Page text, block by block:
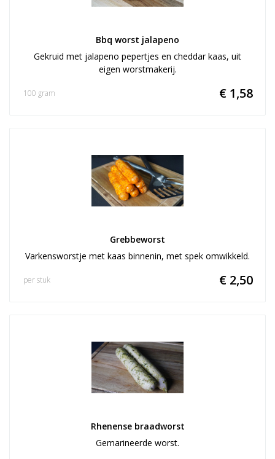
Bbq worst jalapeno
Gekruid met jalapeno pepertjes en cheddar kaas, uit
eigen worstmakerij.
€ 1,58
100 gram
Grebbeworst
Varkensworstje met kaas binnenin, met spek omwikkeld.
€ 2,50
per stuk
Rhenense braadworst
Gemarineerde worst.